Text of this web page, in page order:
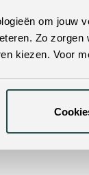
om jouw
Zo
kiezen. Voor